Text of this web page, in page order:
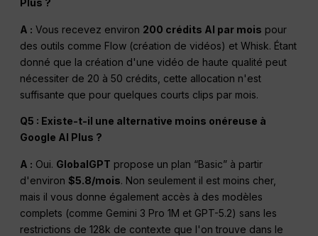
Plus ?
A : Vous recevez environ 200 crédits AI par mois pour
des outils comme Flow (création de vidéos) et Whisk. Étant
donné que la création d'une vidéo de haute qualité peut
nécessiter de 20 à 50 crédits, cette allocation n'est
suffisante que pour quelques courts clips par mois.
Q5 : Existe-t-il une alternative moins onéreuse à
Google AI Plus ?
A : Oui. GlobalGPT propose un plan “Basic” à partir
d'environ$5.8/mois. Non seulement il est moins cher,
mais il vous donne également accès à des modèles
complets (comme Gemini 3 Pro 1M et GPT-5.2) sans les
restrictions de 128k de contexte que l'on trouve dans le